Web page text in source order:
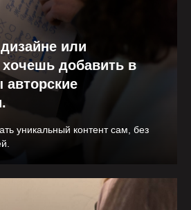
или
хочешь добавить в
авторские
уникальный контент сам, без